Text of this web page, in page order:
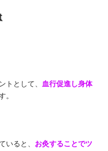
トとして、 血行促進し身体
。
いると、 お灸することでツ